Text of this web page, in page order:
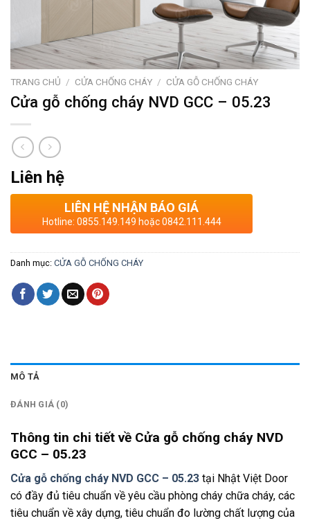
TRANG CHỦ / CỬA CHỐNG CHÁY / CỬA GỖ CHỐNG CHÁY
Cửa gỗ chống cháy NVD GCC – 05.23
Liên hệ
LIÊN HỆ NHẬN BÁO GIÁ
Hotline: 0855.149.149 hoặc 0842.111.444
Danh mục: CỬA GỖ CHỐNG CHÁY
MÔ TẢ
ĐÁNH GIÁ (0)
Thông tin chi tiết về Cửa gỗ chống cháy NVD
GCC – 05.23
Cửa gỗ chống cháy NVD GCC – 05.23 tại Nhật Việt Door
có đầy đủ tiêu chuẩn về yêu cầu phòng cháy chữa cháy, các
tiêu chuẩn về xây dựng, tiêu chuẩn đo lường chất lượng của